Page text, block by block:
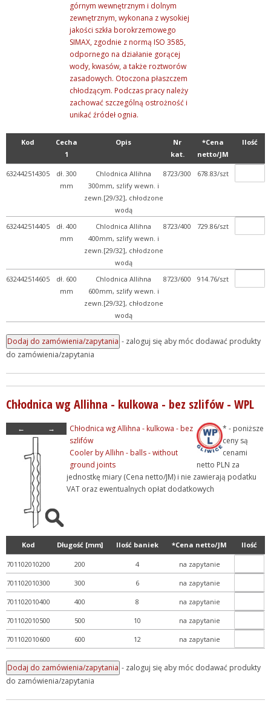
górnym wewnętrznym i dolnym
zewnętrznym, wykonana z wysokiej
jakości szkła borokrzemowego
SIMAX, zgodnie z normą ISO 3585,
odpornego na działanie gorącej
wody, kwasów, a także roztworów
zasadowych. Otoczona płaszczem
chłodzącym. Podczas pracy należy
zachować szczególną ostrożność i
unikać źródeł ognia.
Kod
Cecha
1
Opis
Nr
kat.
*Cena
netto/JM
Ilość
632442514305
dł. 300
mm
Chlodnica Allihna
300mm, szlify wewn. i
zewn.[29/32], chłodzone
wodą
8723/300 678.83/szt
632442514405
dł. 400
mm
Chlodnica Allihna
400mm, szlify wewn. i
zewn.[29/32], chłodzone
wodą
8723/400 729.86/szt
632442514605
dł. 600
mm
Chlodnica Allihna
600mm, szlify wewn. i
zewn.[29/32], chłodzone
wodą
8723/600 914.76/szt
- zaloguj się aby móc dodawać produkty
do zamówienia/zapytania
Chłodnica wg Allihna - kulkowa - bez szlifów - WPL
← →
Chłodnica wg Allihna - kulkowa - bez
szlifów
Cooler by Allihn - balls - without
ground joints
* - poniższe
ceny są
cenami
netto PLN za
jednostkę miary (Cena netto/JM) i nie zawierają podatku
VAT oraz ewentualnych opłat dodatkowych
Kod Długość [mm] Ilość baniek *Cena netto/JM Ilość
701102010200 200 4 na zapytanie
701102010300 300 6 na zapytanie
701102010400 400 8 na zapytanie
701102010500 500 10 na zapytanie
701102010600 600 12 na zapytanie
- zaloguj się aby móc dodawać produkty
do zamówienia/zapytania